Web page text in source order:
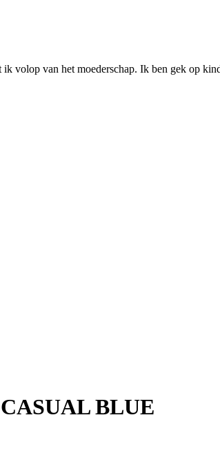
volop van het moederschap. Ik ben gek op
BLUE